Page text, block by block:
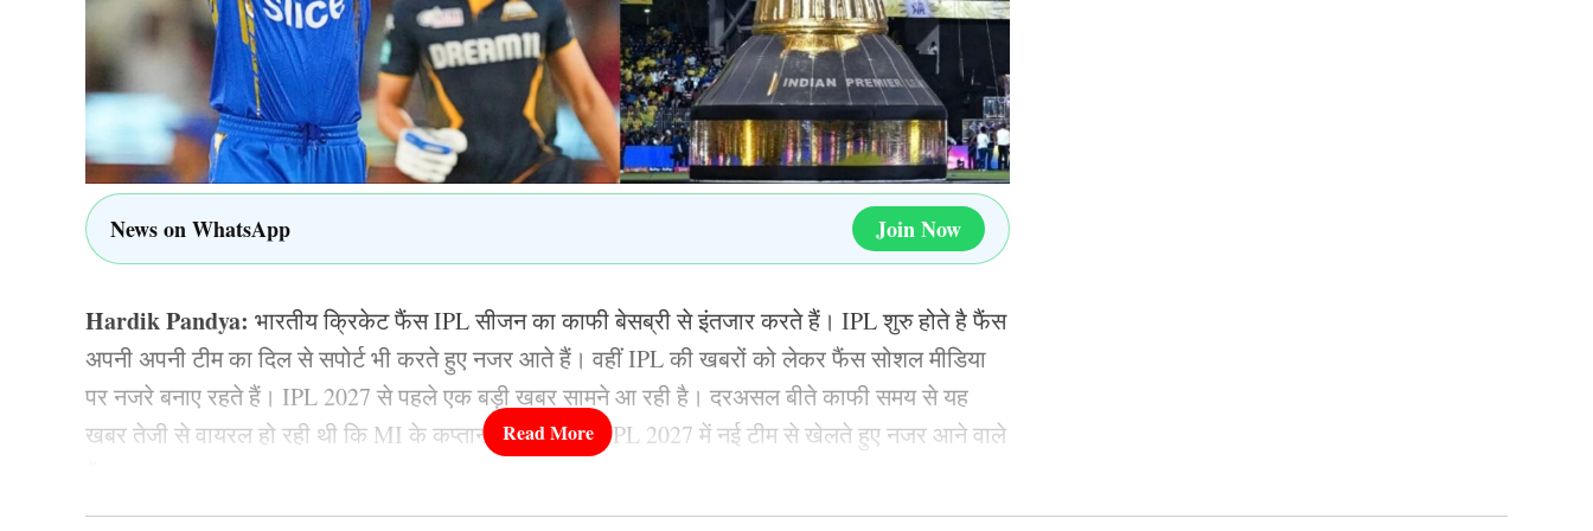
कि उन्हें अपना सर्वश्रेष्ठ प्रदर्शन करना होगा. इस तरह के प्रदर्शन हमारे आत्मविश्वास को बढ़ाते हैं.”
विराट कोहली और रुतुराज गायकवाड़ का शतक गया बेकार
भारतीय टीम के लिए विराट कोहली (Virat Kohli) ने 102 और रुतुराज गायकवाड़ (Ruturaj Gaikwad) ने 105
रनों की पारी खेली, लेकिन इनकी शतकीय पारी एडेन मार्करम के शतक के सामने बेकार रही. साउथ अफ्रीका की
टीम ने 4 गेंद शेष रहते इस मैच को अपने नाम कर लिया. भारतीय टीम के लिए 40 से 50 ओवर के बीच का खेल भारी
जब तक विराट कोहली और रुतुराज गायकवाड़ ने बल्लेबाजी की टीम इंडिया इस मैच में बनी हुई थी, लेकिन इन दोनों
के आउट होते ही माहौल बदल गया और इसके बाद आने वाले रविंद्र जडेजा (Ravindra Jadeja) ने धीमी पारी खेली,
जिसकी बदौलत अंत के 10 ओवर में भारतीय टीम बड़ा स्कोर बनाने में नाकाम रही, हालांकि एक छोर से केएल राहुल
News on WhatsApp Join Now
Hardik Pandya: भारतीय क्रिकेट फैंस IPL सीजन का काफी बेसब्री से इंतजार करते हैं। IPL शुरु होते है फैंस
अपनी अपनी टीम का दिल से सपोर्ट भी करते हुए नजर आते हैं। वहीं IPL की खबरों को लेकर फैंस सोशल मीडिया
पर नजरे बनाए रहते हैं। IPL 2027 से पहले एक बड़ी खबर सामने आ रही है। दरअसल बीते काफी समय से यह
खबर तेजी से वायरल हो रही थी कि MI के कप्तान हार्दिक पंड्या IPL 2027 में नई टीम से खेलते हुए नजर आने वाले